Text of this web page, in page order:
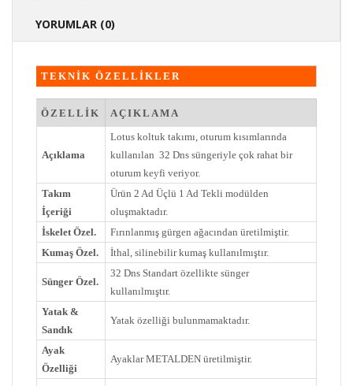
YORUMLAR (0)
TEKNİK ÖZELLİKLER
ÖZELLİK AÇIKLAMA
Açıklama
Lotus koltuk takımı, oturum kısımlarında
kullanılan 32 Dns süngeriyle çok rahat bir
oturum keyfi veriyor.
Takım
İçeriği
Ürün 2 Ad Üçlü 1 Ad Tekli modülden
oluşmaktadır.
İskelet Özel.
Fırınlanmış gürgen ağacından üretilmiştir.
Kumaş Özel.
İthal, silinebilir kumaş kullanılmıştır.
Sünger Özel.
32 Dns Standart özellikte sünger
kullanılmıştır.
Yatak &
Sandık
Yatak özelliği bulunmamaktadır.
Ayak
Özelliği
Ayaklar METALDEN üretilmiştir.